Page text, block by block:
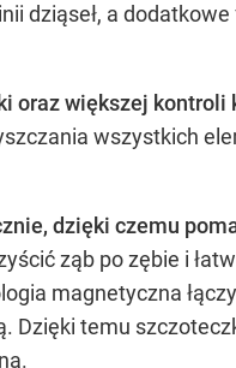
dziąseł, a
oraz większej kontroli
wszystkich
dzięki czemu
ząb po zębie i
magnetyczna
temu